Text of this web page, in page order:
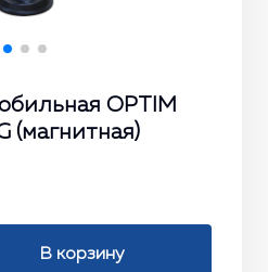
OPTIM
(магнитная)
В корзину